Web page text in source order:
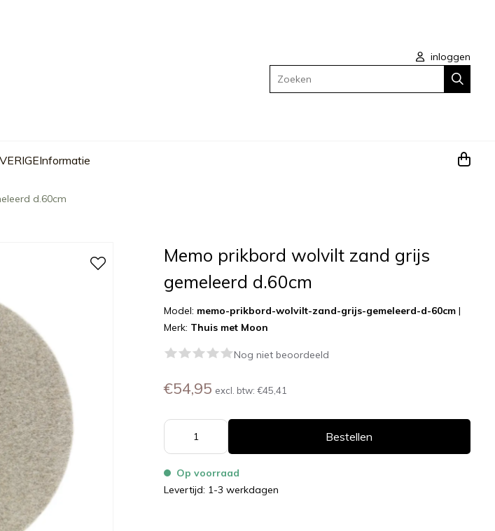
inloggen
Zoeken
Informatie
d.60cm
Memo prikbord wolvilt zand grijs
gemeleerd d.60cm
Model: memo-prikbord-wolvilt-zand-grijs-gemeleerd-d-60cm |
Merk: Thuis met Moon
Nog niet beoordeeld
€54,95 excl. btw: €45,41
Bestellen
Op voorraad
Levertijd: 1-3 werkdagen